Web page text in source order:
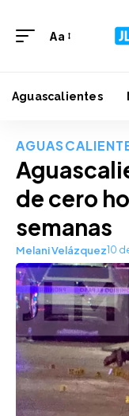
Aa
Aguascalientes
de cero
semanas
Melani Velázquez10